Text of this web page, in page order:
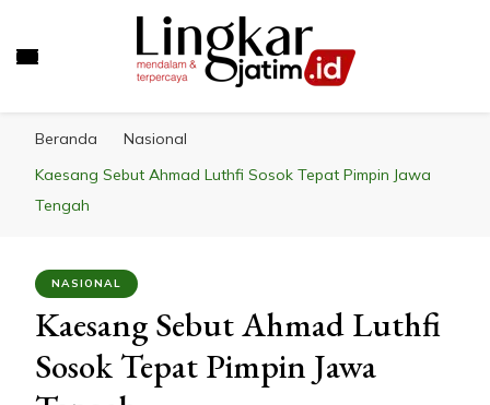
Beranda
Nasional
Kaesang Sebut Ahmad Luthfi Sosok Tepat Pimpin Jawa
Tengah
NASIONAL
Kaesang Sebut Ahmad Luthfi
Sosok Tepat Pimpin Jawa